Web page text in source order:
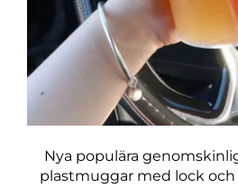
Nya populära
plastmuggar med lock och